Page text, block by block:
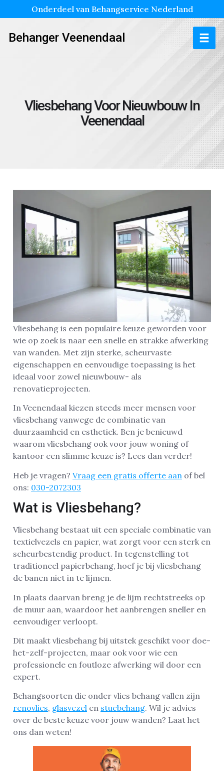
Onderdeel van Behangservice Nederland
Behanger Veenendaal
Vliesbehang Voor Nieuwbouw In
Veenendaal
Vliesbehang is een populaire keuze geworden voor
wie op zoek is naar een snelle en strakke afwerking
van wanden. Met zijn sterke, scheurvaste
eigenschappen en eenvoudige toepassing is het
ideaal voor zowel nieuwbouw- als
renovatieprojecten.
In Veenendaal kiezen steeds meer mensen voor
vliesbehang vanwege de combinatie van
duurzaamheid en esthetiek. Ben je benieuwd
waarom vliesbehang ook voor jouw woning of
kantoor een slimme keuze is? Lees dan verder!
Heb je vragen? Vraag een gratis offerte aan of bel
ons: 030-2072303
Wat is Vliesbehang?
Vliesbehang bestaat uit een speciale combinatie van
textielvezels en papier, wat zorgt voor een sterk en
scheurbestendig product. In tegenstelling tot
traditioneel papierbehang, hoef je bij vliesbehang
de banen niet in te lijmen.
In plaats daarvan breng je de lijm rechtstreeks op
de muur aan, waardoor het aanbrengen sneller en
eenvoudiger verloopt.
Dit maakt vliesbehang bij uitstek geschikt voor doe-
het-zelf-projecten, maar ook voor wie een
professionele en foutloze afwerking wil door een
expert.
Behangsoorten die onder vlies behang vallen zijn
renovlies, glasvezel en stucbehang. Wil je advies
over de beste keuze voor jouw wanden? Laat het
ons dan weten!